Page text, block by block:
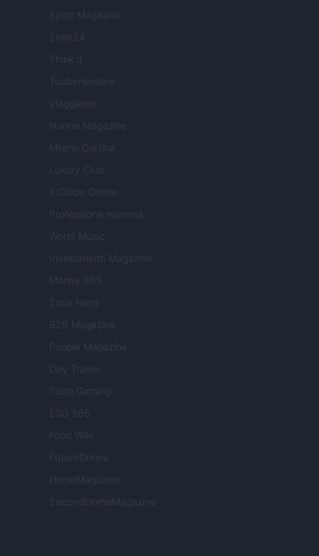
Sport Magazine
Style24
Think.it
Tuobenessere
Viaggiamo
Nonne Magazine
Milano Cortina
Luxury Club
Il Calcio Online
Professione mamma
World Music
Investimenti Magazine
Money 365
Zona Nerd
B2B Magazine
People Magazine
Day Travel
Tutto Gaming
ESG 365
Food Wiki
FuturoDonna
HomeMagazine
SecondHomeMagazine